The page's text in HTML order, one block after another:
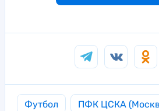
Футбол ПФК ЦСКА